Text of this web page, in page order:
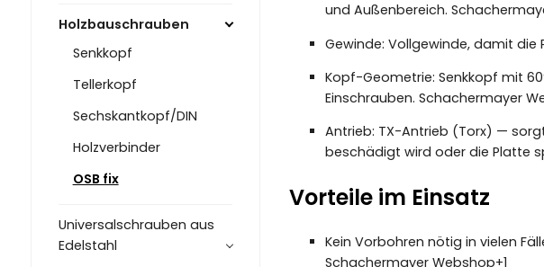
Holzbauschrauben
Senkkopf
Tellerkopf
Sechskantkopf/DIN
Holzverbinder
OSB fix
Universalschrauben aus
Edelstahl
und Außenbereich.
Gewinde: Vollgewinde, damit die
Kopf-Geometrie: Senkkopf mit
Einschrauben. Schachermayer
Antrieb: TX-Antrieb (Torx) —
beschädigt wird oder die Platte
Vorteile im Einsatz
Kein Vorbohren nötig in vielen
Schachermayer Webshop+1